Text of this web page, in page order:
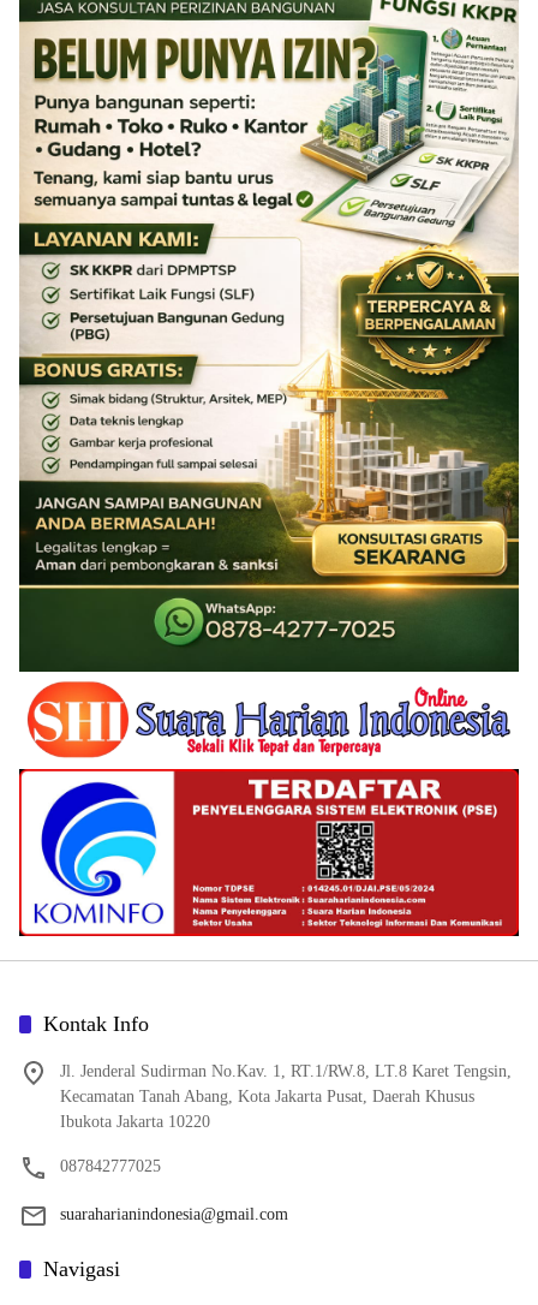
Kontak Info
Jl. Jenderal Sudirman No.Kav. 1, RT.1/RW.8, LT.8 Karet Tengsin,
Kecamatan Tanah Abang, Kota Jakarta Pusat, Daerah Khusus
Ibukota Jakarta 10220
087842777025
suaraharianindonesia@gmail.com
Navigasi